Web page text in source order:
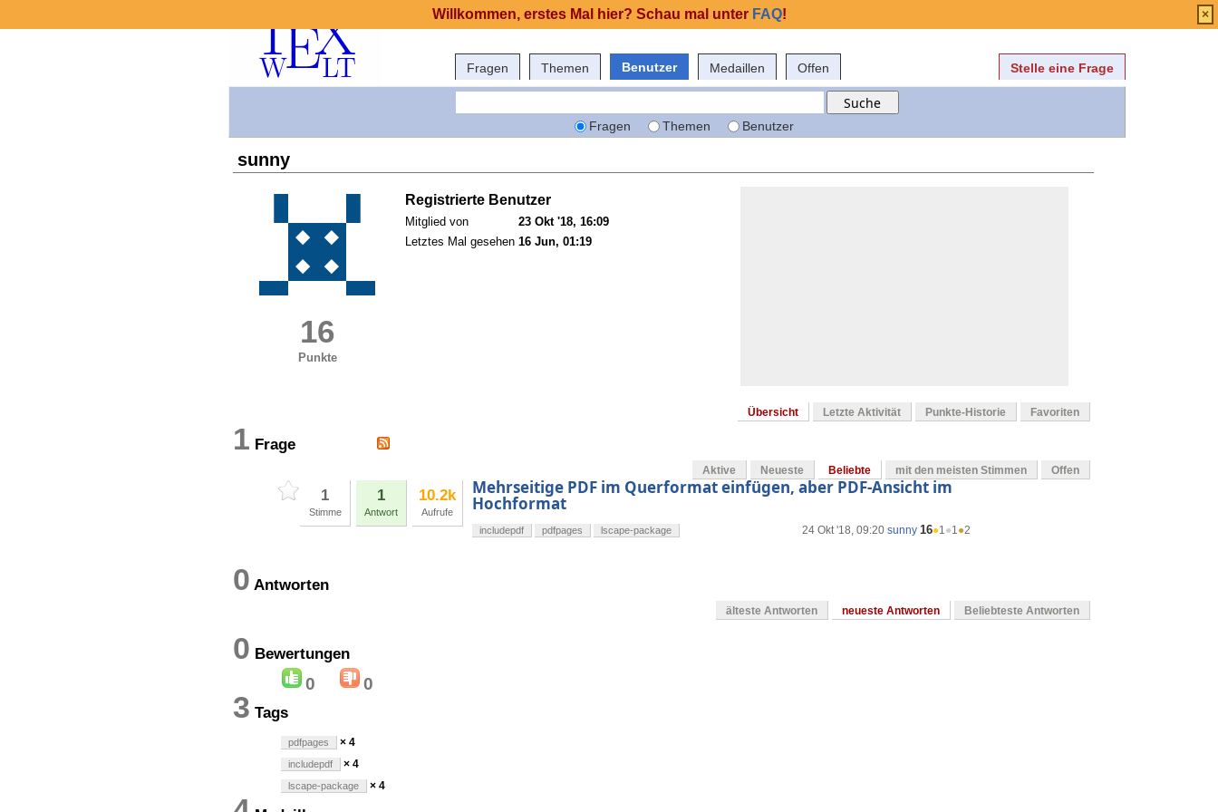
Fragen Themen Benutzer Medaillen Offen Stelle eine Frage
Fragen Themen Benutzer
sunny
16
Punkte
Registrierte Benutzer
Mitglied von
23 Okt '18, 16:09
Letztes Mal gesehen 16 Jun, 01:19
Übersicht Letzte Aktivität Punkte-Historie Favoriten
1 Frage
Aktive Neueste Beliebte mit den meisten Stimmen Offen
1
Stimme
1
Antwort
10.2k
Aufrufe
Mehrseitige PDF im Querformat einfügen, aber PDF-Ansicht im
Hochformat
24 Okt '18, 09:20 sunny 16●1●1●2
includepdf pdfpages lscape-package
0 Antworten
älteste Antworten neueste Antworten Beliebteste Antworten
0 Bewertungen
0 0
3 Tags
pdfpages × 4
includepdf × 4
lscape-package × 4
Willkommen, erstes Mal hier? Schau mal unter FAQ! ×